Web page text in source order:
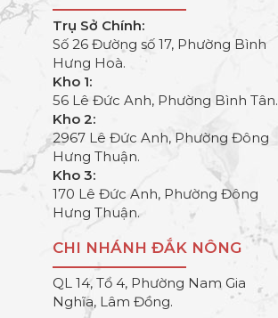
Trụ Sở Chính:
Số 26 Đường số 17, Phường Bình
Hưng Hoà.
Kho 1:
56 Lê Đức Anh, Phường Bình Tân.
Kho 2:
2967 Lê Đức Anh, Phường Đông
Hưng Thuận.
Kho 3:
170 Lê Đức Anh, Phường Đông
Hưng Thuận.
CHI NHÁNH ĐẮK NÔNG
QL 14, Tổ 4, Phường Nam Gia
Nghĩa, Lâm Đồng.